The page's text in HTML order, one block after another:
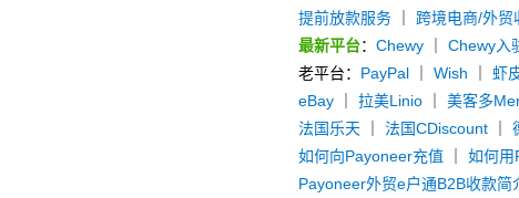
提前放款服务
跨境电商/外贸
最新平台：Chewy ｜Chewy入
老平台： PayPal ｜Wish 虾
eBay ｜拉美Linio ｜美客多
法国乐天
法国CDiscount ｜
如何向Payoneer充值 ｜如何用
Payoneer外贸e户通B2B收款简